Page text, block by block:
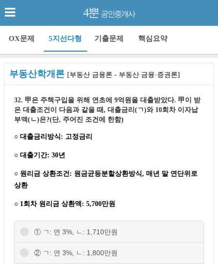
4뿐 공인중개사
OX문제 5지선다형 기출문제 핵심요약
부동산학개론 [부동산 금융론 - 부동산 금융·증권론]
32. 甲은 주책구입을 위해 연초에 9억원을 대출받았다. 甲이 받
은 대출조건이 다음과 같을 때, 대출금리(ㄱ)와 10회차 이자납
부액(ㄴ)은?(단, 주어진 조건에 한함)
○ 대출금리방식: 고정금리
○ 대출기간: 30년
○ 원리금 상환조건: 원금균등분할상환방식, 매년 말 연단위로
상환
○ 1회차 원리금 상환액: 5,700만원
① ㄱ: 연 3%, ㄴ: 1,710만원
② ㄱ: 연 3%, ㄴ: 1,800만원